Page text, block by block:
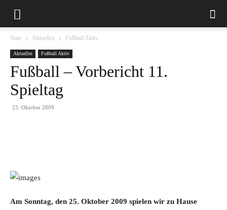
Start Aktuelles Fußball Aktiv
Aktuelles Fußball Aktiv
Fußball – Vorbericht 11.
Spieltag
23. Oktober 2009
Am Sonntag, den 25. Oktober 2009 spielen wir zu Hause